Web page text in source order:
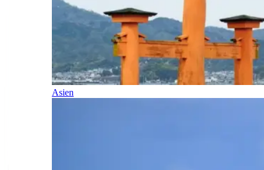
Asien